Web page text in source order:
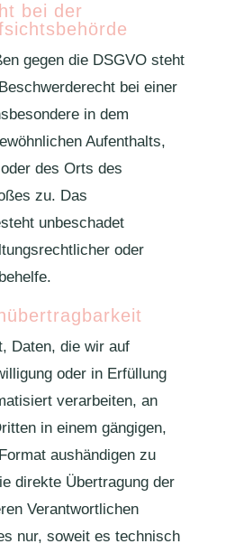
bei der
gegen die DSGVO steht
bei einer
in dem
Aufenthalts,
des Orts des
zu. Das
unbeschadet
oder
Daten, die wir auf
oder in Erfüllung
verarbeiten, an
in einem gängigen,
aushändigen zu
direkte Übertragung der
Verantwortlichen
nur, soweit es technisch